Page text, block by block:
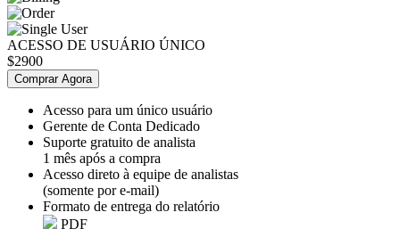
ACESSO DE USUÁRIO ÚNICO
$2900
Comprar Agora
Acesso para um único usuário
Gerente de Conta Dedicado
Suporte gratuito de analista
1 mês após a compra
Acesso direto à equipe de analistas
(somente por e-mail)
Formato de entrega do relatório
PDF